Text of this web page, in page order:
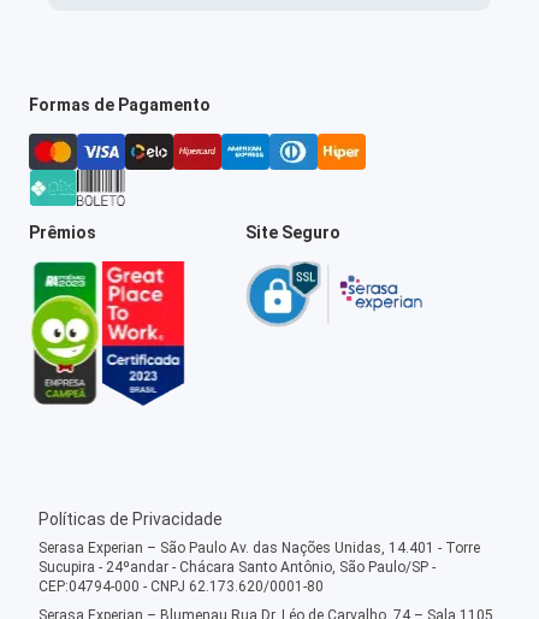
Formas de Pagamento
Prêmios Site Seguro
Políticas de Privacidade
Serasa Experian – São Paulo Av. das Nações Unidas, 14.401 - Torre
Sucupira - 24ºandar - Chácara Santo Antônio, São Paulo/SP -
CEP:04794-000 - CNPJ 62.173.620/0001-80
Serasa Experian – Blumenau Rua Dr. Léo de Carvalho, 74 – Sala 1105